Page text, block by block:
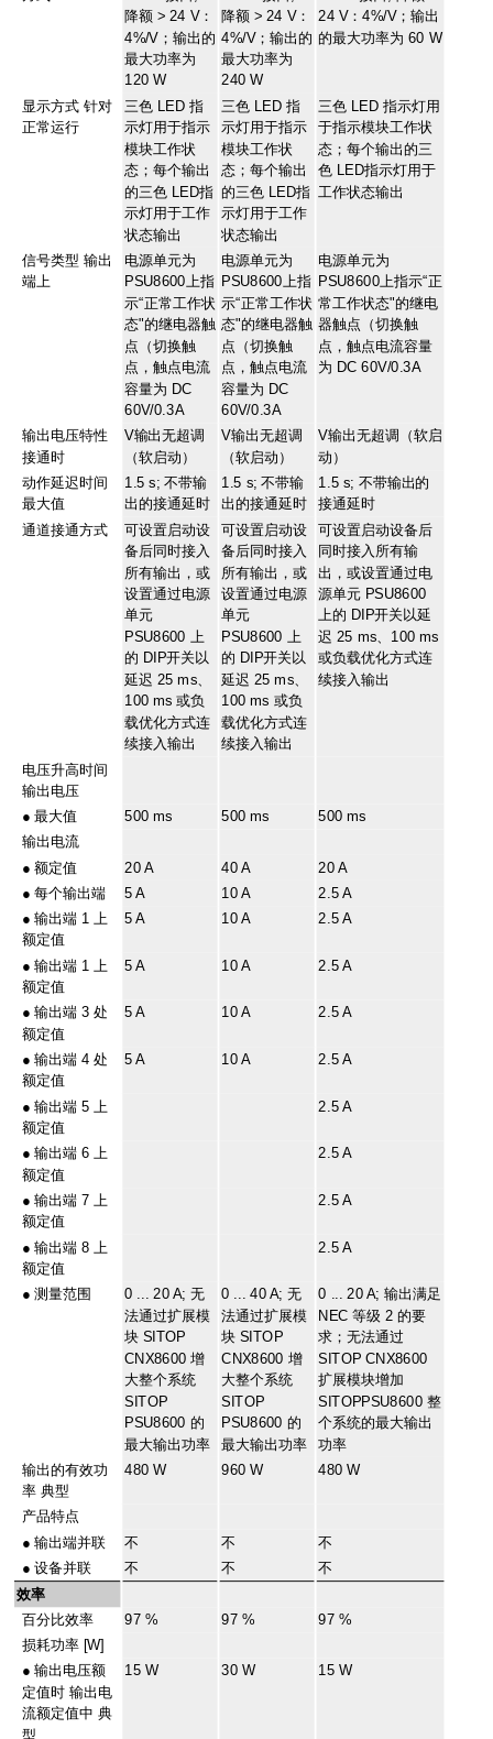
降额 > 24 V：
4%/V；输出的
最大功率为
120 W
降额 > 24 V：
4%/V；输出的
最大功率为
240 W
24 V：4%/V；输出
的最大功率为 60 W
显示方式 针对
正常运行
三色 LED 指
示灯用于指示
模块工作状
态；每个输出
的三色 LED指
示灯用于工作
状态输出
三色 LED 指
示灯用于指示
模块工作状
态；每个输出
的三色 LED指
示灯用于工作
状态输出
三色 LED 指示灯用
于指示模块工作状
态；每个输出的三
色 LED指示灯用于
工作状态输出
信号类型 输出
端上
电源单元为
PSU8600上指
示“正常工作状
态"的继电器触
点（切换触
点，触点电流
容量为 DC
60V/0.3A
电源单元为
PSU8600上指
示“正常工作状
态"的继电器触
点（切换触
点，触点电流
容量为 DC
60V/0.3A
电源单元为
PSU8600上指示“正
常工作状态"的继电
器触点（切换触
点，触点电流容量
为 DC 60V/0.3A
输出电压特性
接通时
V输出无超调
（软启动）
V输出无超调
（软启动）
V输出无超调（软启
动）
动作延迟时间
最大值
1.5 s; 不带输
出的接通延时
1.5 s; 不带输
出的接通延时
1.5 s; 不带输出的
接通延时
通道接通方式
可设置启动设
备后同时接入
所有输出，或
设置通过电源
单元
PSU8600 上
的 DIP开关以
延迟 25 ms、
100 ms 或负
载优化方式连
续接入输出
可设置启动设
备后同时接入
所有输出，或
设置通过电源
单元
PSU8600 上
的 DIP开关以
延迟 25 ms、
100 ms 或负
载优化方式连
续接入输出
可设置启动设备后
同时接入所有输
出，或设置通过电
源单元 PSU8600
上的 DIP开关以延
迟 25 ms、100 ms
或负载优化方式连
续接入输出
电压升高时间
输出电压
●最大值 500 ms 500 ms
500 ms
输出电流
●额定值 20 A 40 A
20 A
●每个输出端 5 A 10 A
2.5 A
●输出端 1 上
额定值
5 A 10 A 2.5 A
●输出端 1 上
额定值
5 A 10 A 2.5 A
●输出端 3 处
额定值
5 A 10 A 2.5 A
●输出端 4 处
额定值
5 A 10 A 2.5 A
●输出端 5 上
额定值
2.5 A
●输出端 6 上
额定值
2.5 A
●输出端 7 上
额定值
2.5 A
●输出端 8 上
额定值
2.5 A
●测量范围 0 ... 20 A; 无
法通过扩展模
块 SITOP
CNX8600 增
大整个系统
SITOP
PSU8600 的
最大输出功率
0 ... 40 A; 无
法通过扩展模
块 SITOP
CNX8600 增
大整个系统
SITOP
PSU8600 的
最大输出功率
0 ... 20 A; 输出满足
NEC 等级 2 的要
求；无法通过
SITOP CNX8600
扩展模块增加
SITOPPSU8600 整
个系统的最大输出
功率
输出的有效功
率 典型
480 W 960 W 480 W
产品特点
●输出端并联 不 不 不
●设备并联 不 不 不
效率
百分比效率 97 % 97 % 97 %
损耗功率 [W]
●输出电压额
定值时 输出电
流额定值中 典
型
15 W 30 W 15 W